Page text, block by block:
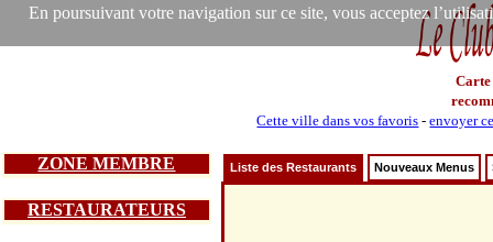
En poursuivant votre navigation sur ce site, vous acceptez
Carte
Cette ville dans vos favoris -envoyer
ZONE MEMBRE
RESTAURATEURS
Liste des Restaurants Nouveaux Menus